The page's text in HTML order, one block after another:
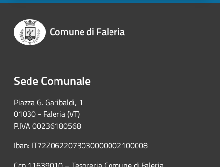
Comune di Faleria
Sede Comunale
Piazza G. Garibaldi, 1
01030 - Faleria (VT)
P.IVA 00236180568
Iban: IT72Z0622073030000002100008